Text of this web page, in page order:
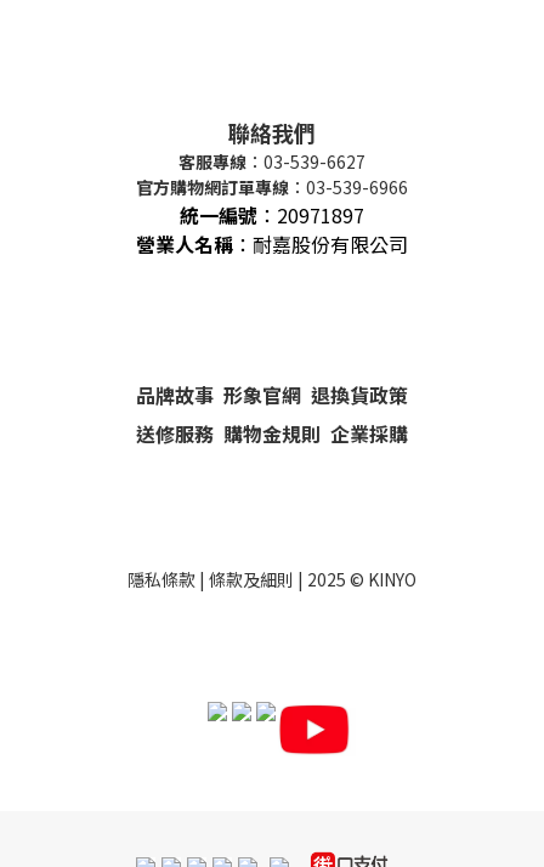
聯絡我們
客服專線 ：03-539-6627
官方購物網訂單專線 ：03-539-6966
統一編號 ： 20971897
營業人名稱 ：耐嘉股份有限公司
品牌故事 形象官網 退換貨政策
送修服務 購物金規則 企業採購
隱私條款 | 條款及細則 | 2025 © KINYO